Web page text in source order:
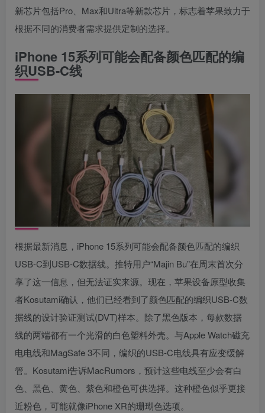
新芯片包括Pro、Max和Ultra等新款芯片，标志着苹果致力于
根据不同的消费者需求提供定制的选择。
iPhone 15系列可能会配备颜色匹配的编
织USB‌-C线
根据最新消息，iPhone 15系列可能会配备颜色匹配的编织
USB‌-C到USB-C数据线。推特用户“Majin Bu”在周末首次分
享了这一信息，但无法证实来源。现在，苹果设备原型收集
者Kosutami确认，他们已经看到了颜色匹配的编织USB-C数
据线的设计验证测试(DVT)样本。除了黑色版本，每款数据
线的两端都有一个光滑的白色塑料外壳。与Apple Watch磁充
电电线和MagSafe 3不同，编织的USB-C电线具有应变缓解
管。Kosutami告诉MacRumors，预计这些电线至少会有白
色、黑色、黄色、紫色和橙色可供选择。这种橙色似乎更接
近粉色，可能就像iPhone XR的珊瑚色选项。